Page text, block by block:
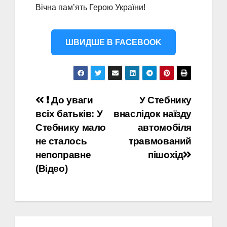
Вічна пам’ять Герою України!
ШВИДШЕ В FACEBOOK
Навігація
записів
У Стебнику
внаслідок наїзду
автомобіля
травмований
пішохід
❗️ До уваги
всіх батьків: У
Стебнику мало
не сталось
непоправне
(Відео)